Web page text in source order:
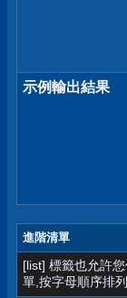
示例輸出結果
進階清單
[list] 標籤也允許
單,按字母順序排